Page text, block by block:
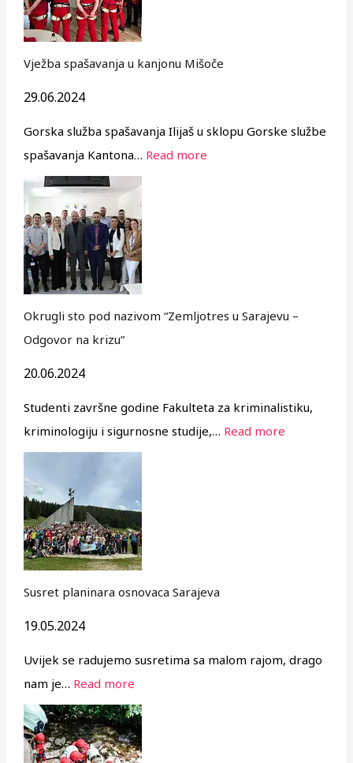
Vježba spašavanja u kanjonu Mišoče
29.06.2024
Gorska služba spašavanja Ilijaš u sklopu Gorske službe
spašavanja Kantona… Read more
Okrugli sto pod nazivom “Zemljotres u Sarajevu –
Odgovor na krizu”
20.06.2024
Studenti završne godine Fakulteta za kriminalistiku,
kriminologiju i sigurnosne studije,… Read more
Susret planinara osnovaca Sarajeva
19.05.2024
Uvijek se radujemo susretima sa malom rajom, drago
nam je… Read more